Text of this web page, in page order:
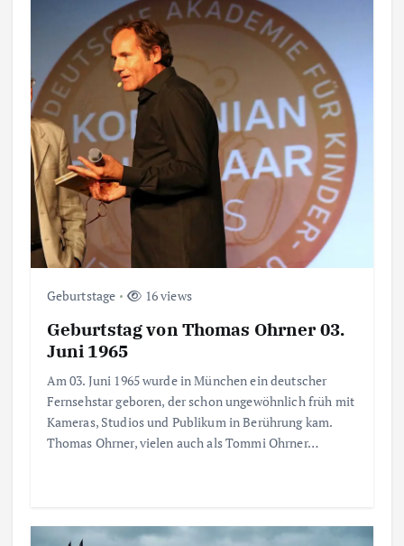
Geburtstage 16 views
Geburtstag von Thomas Ohrner 03.
Juni 1965
Am 03. Juni 1965 wurde in München ein deutscher
Fernsehstar geboren, der schon ungewöhnlich früh mit
Kameras, Studios und Publikum in Berührung kam.
Thomas Ohrner, vielen auch als Tommi Ohrner…